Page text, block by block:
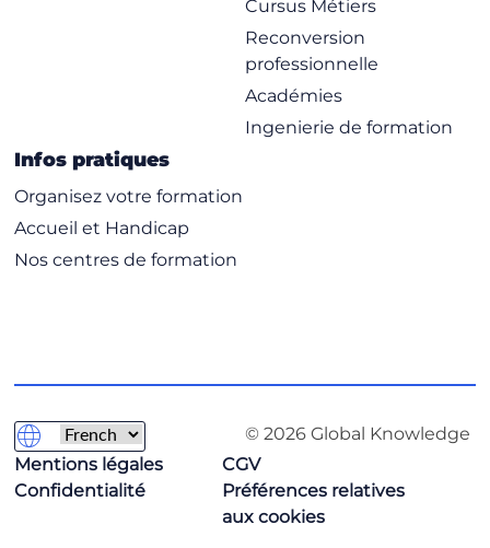
Cursus Métiers
Reconversion
professionnelle
Académies
Ingenierie de formation
Infos pratiques
Organisez votre formation
Accueil et Handicap
Nos centres de formation
© 2026 Global Knowledge
Mentions légales
CGV
Confidentialité
Préférences relatives
aux cookies